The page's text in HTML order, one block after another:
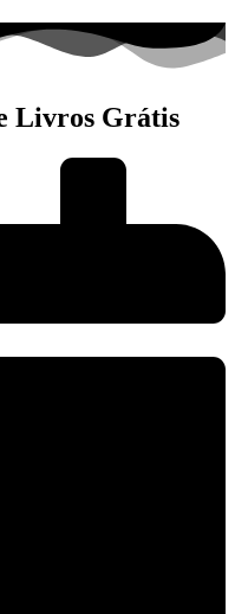
Livros Grátis